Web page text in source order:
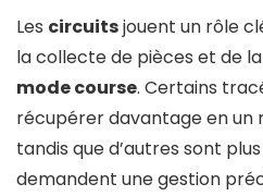
Les circuitsjouent un rôle
la collecte de pièces et de
mode course. Certains
récupérer davantage en un
tandis que d’autres sont
demandent une gestion